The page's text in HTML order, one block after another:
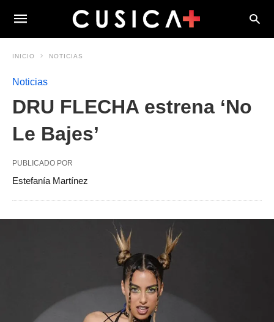
INICIO NOTICIAS
Noticias
DRU FLECHA estrena ‘No
Le Bajes’
PUBLICADO POR
Estefanía Martínez